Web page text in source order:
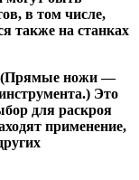
в том числе,
также на станках
ножи —
Это
для раскроя
применение,